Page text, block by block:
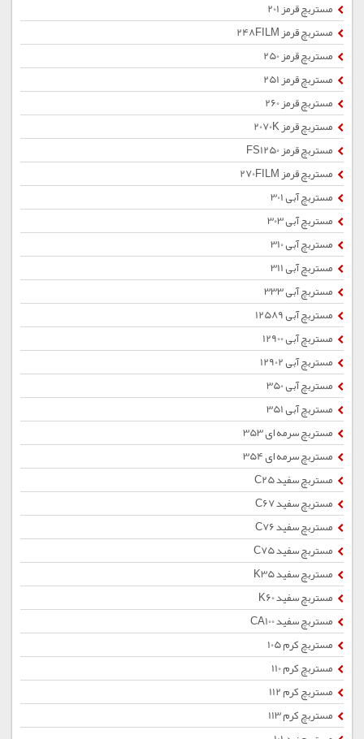
مستربچ قرمز 201
مستربچ قرمز 248FILM
مستربچ قرمز 250
مستربچ قرمز 251
مستربچ قرمز 260
مستربچ قرمز 2070K
مستربچ قرمز FS1250
مستربچ قرمز 270FILM
مستربچ آبی 301
مستربچ آبی 303
مستربچ آبی 310
مستربچ آبی 311
مستربچ آبی 333
مستربچ آبی 12589
مستربچ آبی 12900
مستربچ آبی 12902
مستربچ آبی 350
مستربچ آبی 351
مستربچ سرمه ای 353
مستربچ سرمه ای 354
مستربچ سفید C25
مستربچ سفید C67
مستربچ سفید C76
مستربچ سفید C75
مستربچ سفید K35
مستربچ سفید K60
مستربچ سفید CA100
مستربچ کرم 105
مستربچ کرم 110
مستربچ کرم 112
مستربچ کرم 113